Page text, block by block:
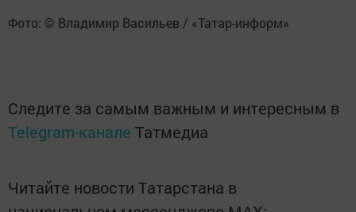
Фото: © Владимир Васильев / «Татар-информ»
Следите за самым важным и интересным в
Telegram-канале Татмедиа
Читайте новости Татарстана в